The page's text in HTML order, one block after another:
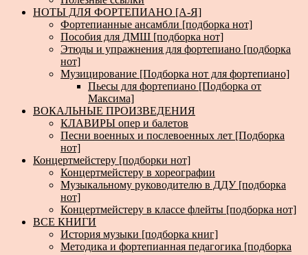
НОТЫ ДЛЯ ФОРТЕПИАНО [А-Я]
Фортепианные ансамбли [подборка нот]
Пособия для ДМШ [подборка нот]
Этюды и упражнения для фортепиано [подборка
нот]
Музицирование [Подборка нот для фортепиано]
Пьесы для фортепиано [Подборка от
Максима]
ВОКАЛЬНЫЕ ПРОИЗВЕДЕНИЯ
КЛАВИРЫ опер и балетов
Песни военных и послевоенных лет [Подборка
нот]
Концертмейстеру [подборки нот]
Концертмейстеру в хореографии
Музыкальному руководителю в ДДУ [подборка
нот]
Концертмейстеру в классе флейты [подборка нот]
ВСЕ КНИГИ
История музыки [подборка книг]
Методика и фортепианная педагогика [подборка